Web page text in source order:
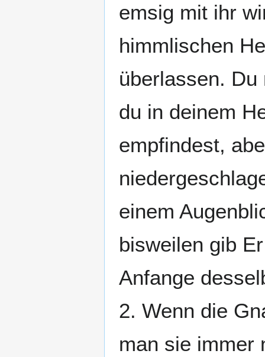
emsig mit ihr
himmlischen
überlassen.
du in deinem
empfindest,
einem
bisweilen gib
Anfange
2. Wenn die
man sie immer